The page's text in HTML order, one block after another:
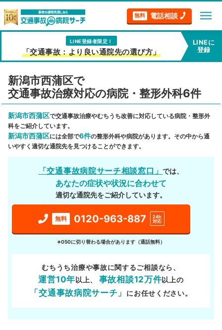
無料 電話相談 menu
LINE登録者限定！
「交通事故：より良い通院先の選び方」
LINEに
登録
新潟市西蒲区で
交通事故治療対応の病院・整形外科6件
新潟市西蒲区で交通事故治療やむちうち改善に対応している病院・整形外
科をご紹介しています。
新潟市西蒲区には全部で6件の整形外科や病院があります。その中から通
いやすく適切な通院先を見つけることができます。
「交通事故病院サーチ相談窓口」では、
あなたの症状や状況に合わせて
適切な通院先をご紹介しています。
無料 0120-963-887
24h
対応
※050に切り替わる場合があります（通話無料）
むちうち治療や事故に関するご相談なら、
運営10年以上、 事故相談12万件以上の
「交通事故病院サーチ」 にお任せください。